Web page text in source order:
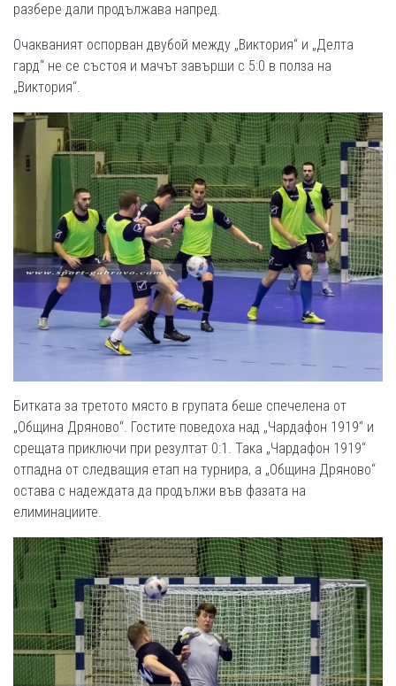
разбере дали продължава напред.
Очакваният оспорван двубой между „Виктория“ и „Делта
гард“ не се състоя и мачът завърши с 5:0 в полза на
„Виктория“.
Битката за третото място в групата беше спечелена от
„Община Дряново“. Гостите поведоха над „Чардафон 1919“ и
срещата приключи при резултат 0:1. Така „Чардафон 1919“
отпадна от следващия етап на турнира, а „Община Дряново“
остава с надеждата да продължи във фазата на
елиминациите.